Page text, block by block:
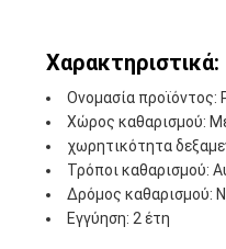
Χαρακτηριστικά:
Ονομασία προϊόντος:
Χώρος καθαρισμού:
χωρητικότητα
Τρόποι καθαρισμού:
Δρόμος καθαρισμού:
Εγγύηση: 2 έτη